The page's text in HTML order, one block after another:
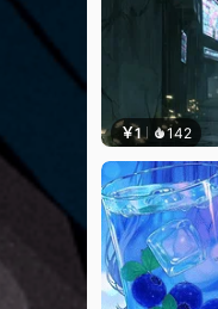
￥1 142